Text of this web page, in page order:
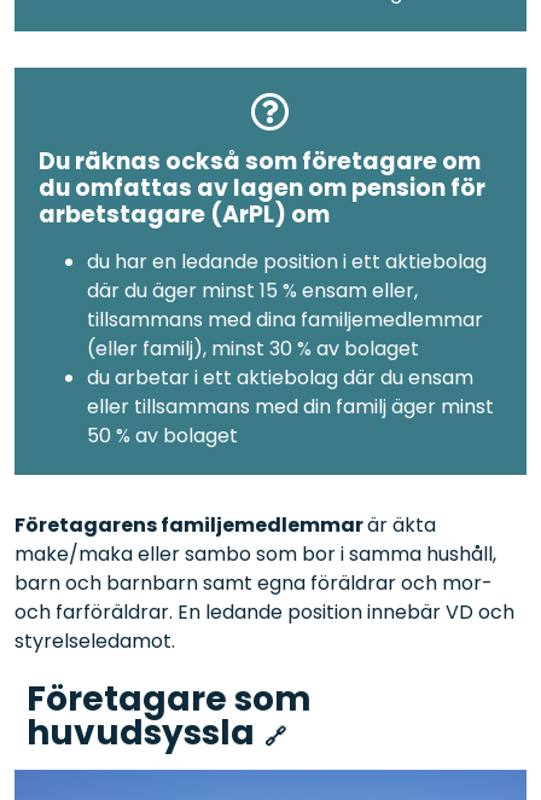
Du räknas också som företagare om
du omfattas av lagen om pension för
arbetstagare (ArPL) om
du har en ledande position i ett aktiebolag
där du äger minst 15 % ensam eller,
tillsammans med dina familjemedlemmar
(eller familj), minst 30 % av bolaget
du arbetar i ett aktiebolag där du ensam
eller tillsammans med din familj äger minst
50 % av bolaget
Företagarens familjemedlemmarär äkta
make/maka eller sambo som bor i samma hushåll,
barn och barnbarn samt egna föräldrar och mor-
och farföräldrar. En ledande position innebär VD och
styrelseledamot.
Företagare som
huvudsyssla